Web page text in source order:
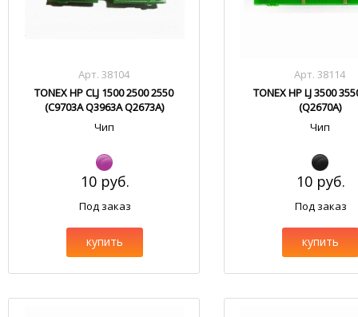
Арт. 38104
TONEX HP CLJ 1500 2500 2550
(C9703A Q3963A Q2673A)
Чип
10 руб.
Под заказ
купить
Арт. 38114
TONEX HP LJ 3500
(Q2670A)
Чип
10 руб.
Под заказ
купить